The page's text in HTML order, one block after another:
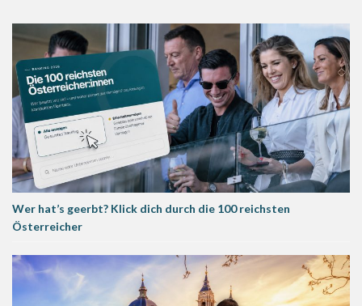
Wer hat’s geerbt? Klick dich durch die 100 reichsten
Österreicher